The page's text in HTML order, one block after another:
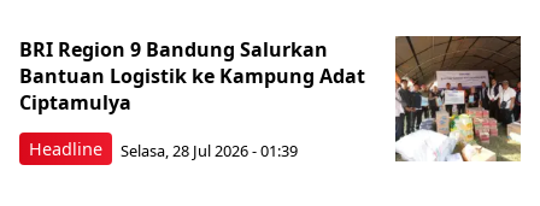
Headline
BRI Region 9 Bandung Salurkan
Bantuan Logistik ke Kampung Adat
Ciptamulya
Selasa, 28 Jul 2026 - 01:39